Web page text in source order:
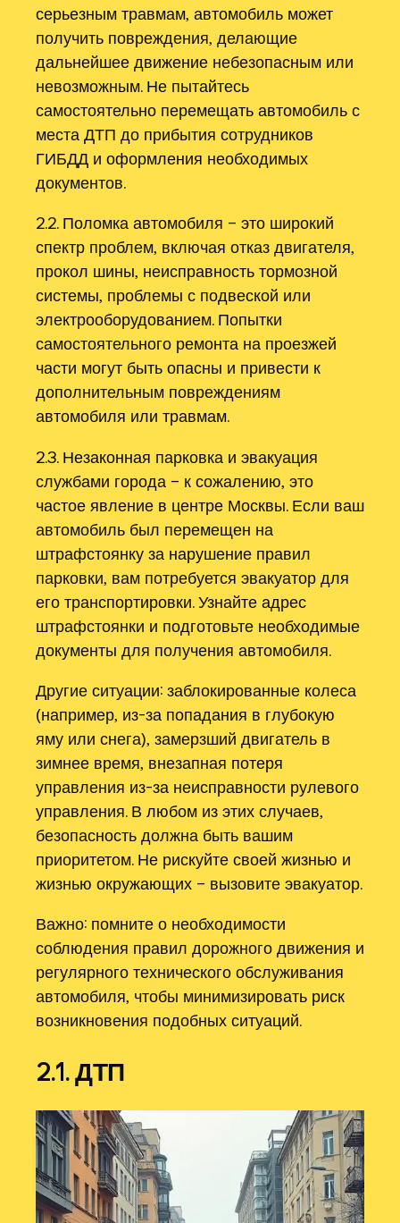
серьезным травмам‚ автомобиль может
получить повреждения‚ делающие
дальнейшее движение небезопасным или
невозможным. Не пытайтесь
самостоятельно перемещать автомобиль с
места ДТП до прибытия сотрудников
ГИБДД и оформления необходимых
документов.
2.2. Поломка автомобиля – это широкий
спектр проблем‚ включая отказ двигателя‚
прокол шины‚ неисправность тормозной
системы‚ проблемы с подвеской или
электрооборудованием. Попытки
самостоятельного ремонта на проезжей
части могут быть опасны и привести к
дополнительным повреждениям
автомобиля или травмам.
2.3. Незаконная парковка и эвакуация
службами города – к сожалению‚ это
частое явление в центре Москвы. Если ваш
автомобиль был перемещен на
штрафстоянку за нарушение правил
парковки‚ вам потребуется эвакуатор для
его транспортировки. Узнайте адрес
штрафстоянки и подготовьте необходимые
документы для получения автомобиля.
Другие ситуации: заблокированные колеса
(например‚ из-за попадания в глубокую
яму или снега)‚ замерзший двигатель в
зимнее время‚ внезапная потеря
управления из-за неисправности рулевого
управления. В любом из этих случаев‚
безопасность должна быть вашим
приоритетом. Не рискуйте своей жизнью и
жизнью окружающих – вызовите эвакуатор.
Важно: помните о необходимости
соблюдения правил дорожного движения и
регулярного технического обслуживания
автомобиля‚ чтобы минимизировать риск
возникновения подобных ситуаций.
2.1. ДТП